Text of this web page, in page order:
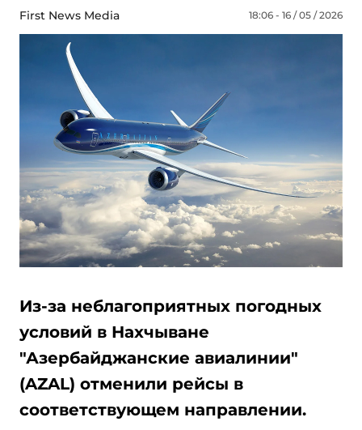
First News Media 18:06 - 16 / 05 / 2026
Из-за неблагоприятных погодных
условий в Нахчыване
"Азербайджанские авиалинии"
(AZAL) отменили рейсы в
соответствующем направлении.